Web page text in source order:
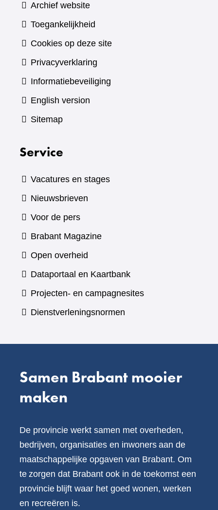
Archief website
Toegankelijkheid
Cookies op deze site
Privacyverklaring
Informatiebeveiliging
English version
Sitemap
Service
Vacatures en stages
Nieuwsbrieven
Voor de pers
Brabant Magazine(verwijst
andere
website)
Open overheid
Dataportaal en Kaartbank(verwijst
naar
Projecten- en campagnesites
Dienstverleningsnormen
Samen Brabant mooier
maken
De provincie werkt samen met overheden,
bedrijven, organisaties en inwoners aan de
maatschappelijke opgaven van Brabant. Om
te zorgen dat Brabant ook in de toekomst een
provincie blijft waar het goed wonen, werken
en recreëren is.